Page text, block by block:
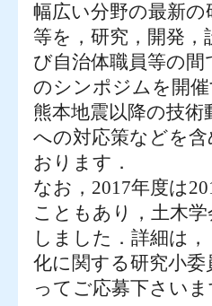
幅広い分野の最新
等を，研究，開発，
び自治体職員等の
のシンポジムを開
熊本地震以降の技
への対応策などを
おります．
なお，2017年度は
こともあり，土木
しました．詳細は
化に関する研究小
ってご応募下さい